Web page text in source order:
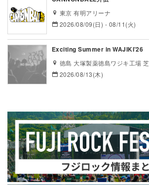
東京 有明アリーナ
2026/08/09(日) - 08/11(火)
Exciting Summer in WAJIKI’26
徳島 大塚製薬徳島ワジキ工場
2026/08/13(木)